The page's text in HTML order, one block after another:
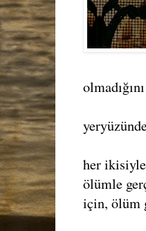
her
ölümle
için, ölüm